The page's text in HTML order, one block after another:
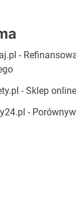
-
- Sklep
-